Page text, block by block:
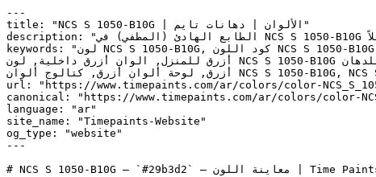
---
title: "NCS S 1050-B10G | الألوان | دهانات تايم"
description: "الطابع الهادئ (المطفي) في NCS S 1050-B10G يمنحه جودة خالدة — يتجاوز صيحات الأزرق الساطع ليقدم حضوراً فخماً وأصيلاً."
keywords: "لون NCS S 1050-B10G, كود اللون NCS S 1050-B10G, لون هكس 29b3d2, دهان أزرق, طلاء أزرق, ألوان أزرق للجدران, أزرق بارد, دهان فاتح أزرق, لون أزرق للغرف, لون
أزرق للمنزل, الوان أزرق داخلية, لون NCS S 1050-B10G للدهان, NCS S 1050-B10G دهان, ألوان أزرق فاتح, دهان بارد أزرق, لون لا يوجد تحتي أزرق, ألوان أزرق للمطبخ, دهان داخلي
أزرق, لوحة ألوان أزرق, كتالوج ألوان NCS S 1050-B10G, NCS S 1050-B10G, Reboot, Boyzone, CORNFLOWER, Major Blue, Dream I Can Fly"
url: "https://www.timepaints.com/ar/colors/color-
canonical: "https://www.timepaints.com/ar/colors/color-
language: "ar"
site_name: "Timepaints-Website"
og_type: "website"
---
# NCS S 1050-B10G — `#29b3d2` — معاينة اللون | Time Paints